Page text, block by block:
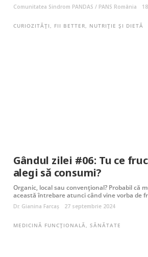
Comunitatea Sindrom PANDAS / PANS România
CURIOZITĂȚI, FII BETTER, NUTRIȚIE ȘI DIETĂ
Gândul zilei #06: Tu ce
alegi să consumi?
Organic, local sau convențional? Probabil că
această întrebare atunci când vine vorba de
Dr. Gianina Farcaș 27 septembrie 2024
MEDICINĂ FUNCȚIONALĂ, SĂNĂTATE